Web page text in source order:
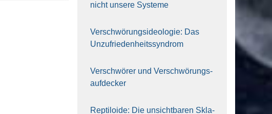
nicht unse­re Sys‍te‍me
Ver­schwö­rungs­ideo­lo­gie: Das
Unzufrieden­heitssyndrom
Ver­schwö­rer und Verschwörungs­
aufdecker
Rep­ti­lo­ide: Die unsicht­ba­ren Skla­